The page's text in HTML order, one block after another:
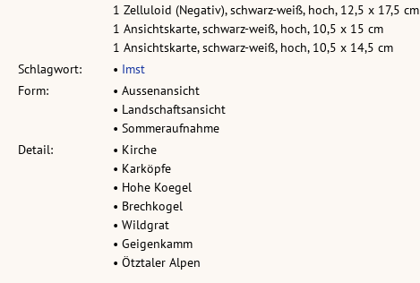
1 Zelluloid (Negativ), schwarz-weiß, hoch, 12,5 x 17,5 cm
1 Ansichtskarte, schwarz-weiß, hoch, 10,5 x 15 cm
1 Ansichtskarte, schwarz-weiß, hoch, 10,5 x 14,5 cm
Schlagwort:
• Imst
Form:
• Aussenansicht
• Landschaftsansicht
• Sommeraufnahme
Detail:
• Kirche
• Karköpfe
• Hohe Koegel
• Brechkogel
• Wildgrat
• Geigenkamm
• Ötztaler Alpen